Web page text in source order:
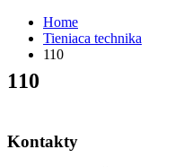
Home
Tieniaca technika
110
110
Kontakty